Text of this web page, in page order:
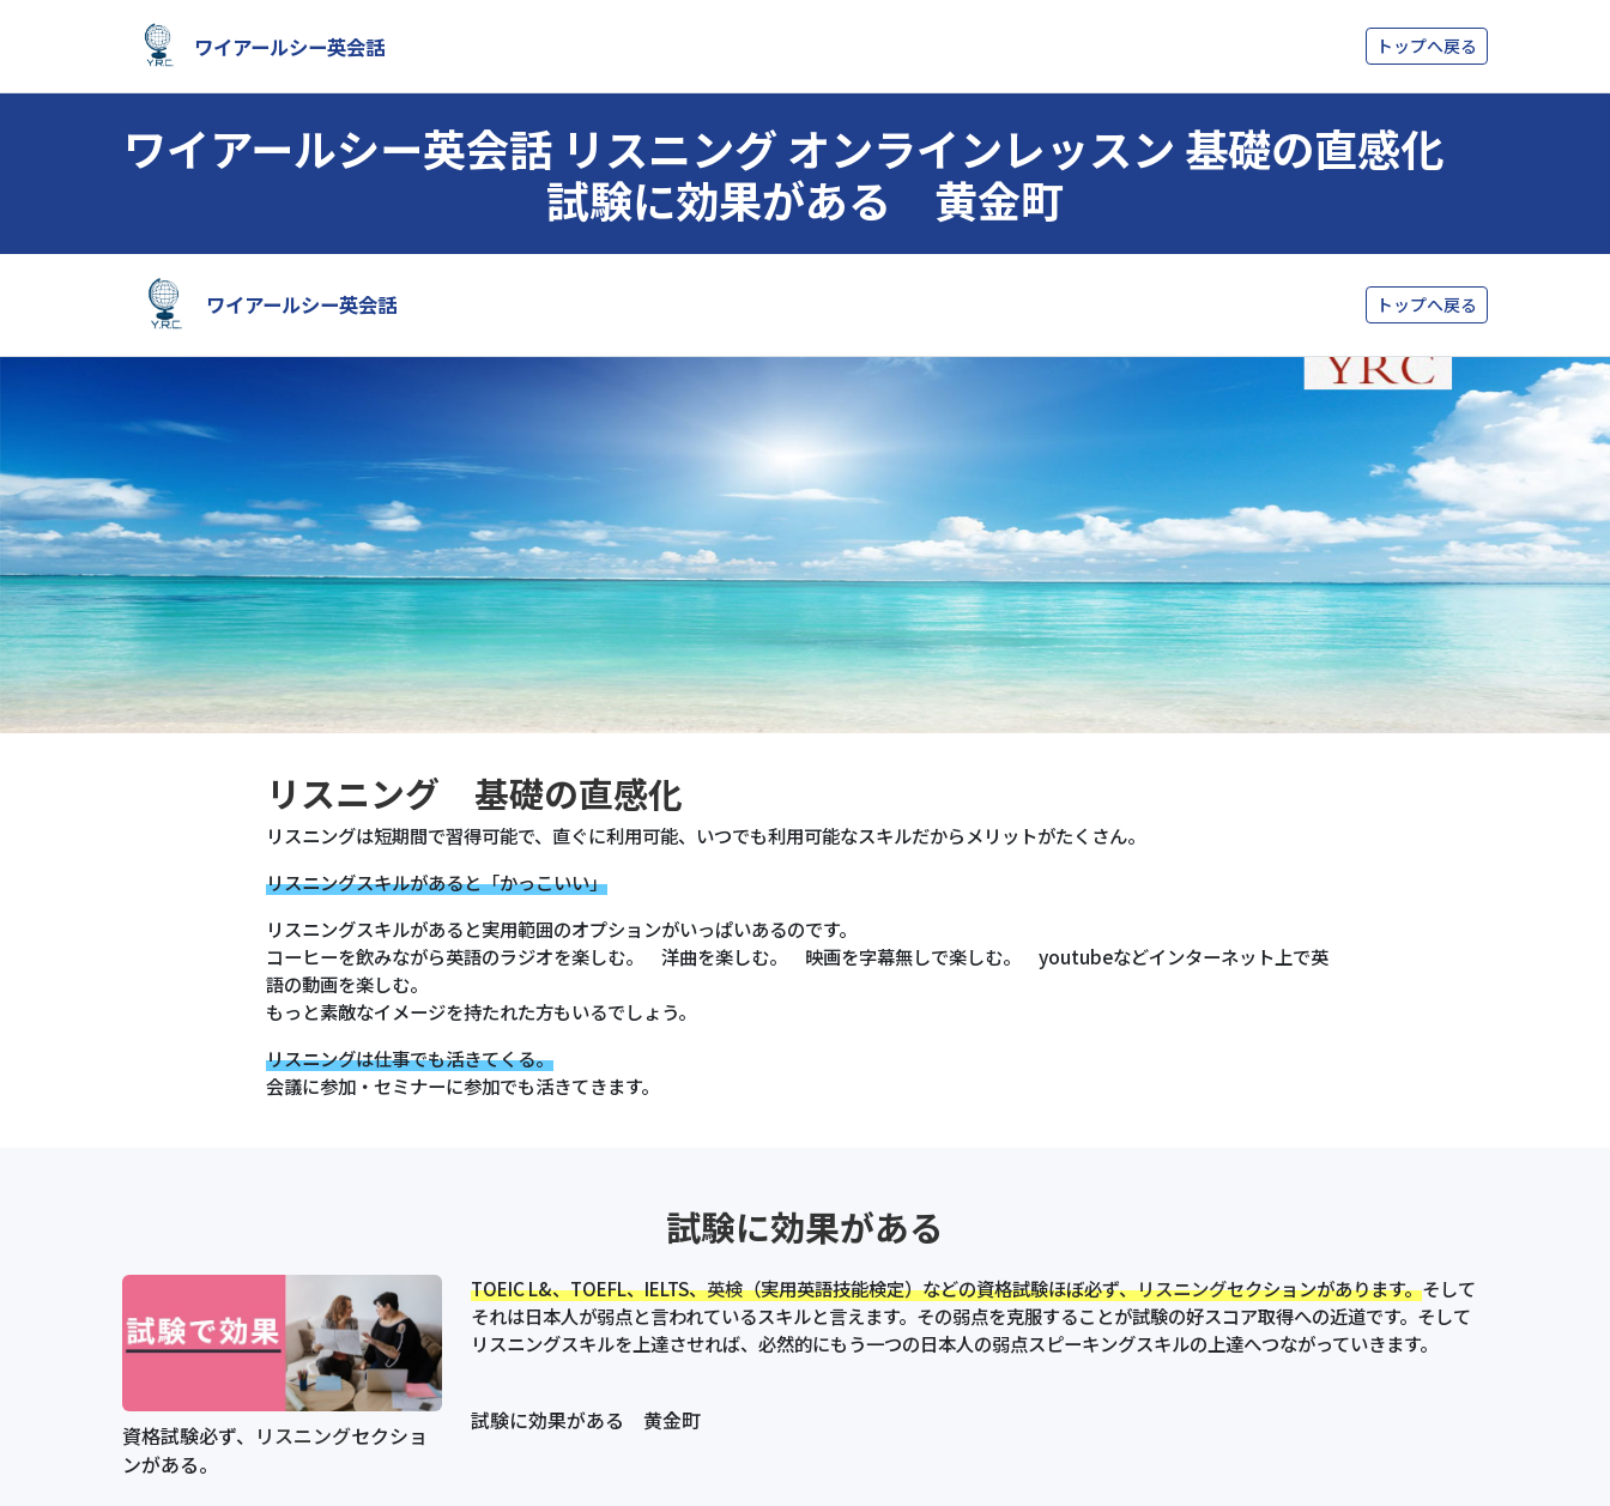
ワイアールシー英会話 トップへ戻る
ワイアールシー英会話 リスニング オンラインレッスン 基礎の直感化
試験に効果がある 黄金町
リスニング 基礎の直感化
リスニングは短期間で習得可能で、直ぐに利用可能、いつでも利用可能なスキルだからメリットがたくさん。
リスニングスキルがあると「かっこいい」
リスニングスキルがあると実用範囲のオプションがいっぱいあるのです。
コーヒーを飲みながら英語のラジオを楽しむ。 洋曲を楽しむ。 映画を字幕無しで楽しむ。 youtubeなどインターネット上で英
語の動画を楽しむ。
もっと素敵なイメージを持たれた方もいるでしょう。
リスニングは仕事でも活きてくる。
会議に参加・セミナーに参加でも活きてきます。
試験に効果がある
資格試験必ず、 リスニングセクショ
ンがある。
TOEIC L&、TOEFL、IELTS、英検（実用英語技能検定）などの資格試験ほぼ必ず、リスニングセクションがあります。そして
それは日本人が弱点と言われているスキルと言えます。その弱点を克服することが試験の好スコア取得への近道です。そして
リスニングスキルを上達させれば、必然的にもう一つの日本人の弱点スピーキングスキルの上達へつながっていきます。
試験に効果がある 黄金町